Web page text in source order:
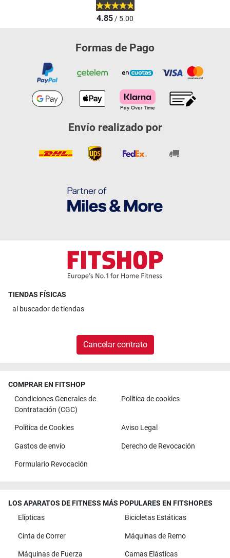
4.85/ 5.00
Formas de Pago
Envío realizado por
TIENDAS FÍSICAS
al buscador de tiendas
Cancelar contrato
COMPRAR EN FITSHOP
Condiciones Generales de
Contratación (CGC)
Política de cookies
Política de Cookies Aviso Legal
Gastos de envío Derecho de Revocación
Formulario Revocación
LOS APARATOS DE FITNESS MÁS POPULARES EN FITSHOP.ES
Elípticas
Bicicletas Estáticas
Cinta de Correr Máquinas de Remo
Máquinas de Fuerza Camas Elásticas